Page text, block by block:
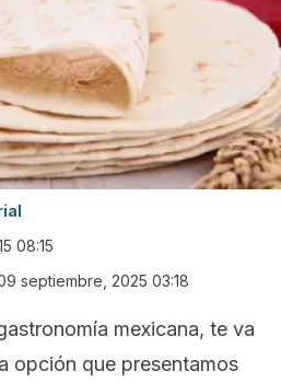
08:15
septiembre, 2025 03:18
mexicana, te va
opción que presentamos